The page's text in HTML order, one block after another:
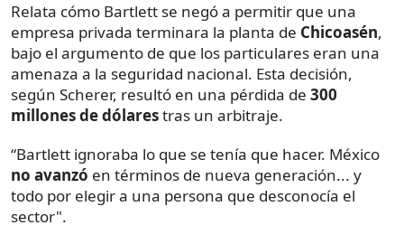
Relata cómo Bartlett se negó a permitir que una
empresa privada terminara la planta de Chicoasén,
bajo el argumento de que los particulares eran una
amenaza a la seguridad nacional. Esta decisión,
según Scherer, resultó en una pérdida de 300
millones de dólarestras un arbitraje.
“Bartlett ignoraba lo que se tenía que hacer. México
no avanzó en términos de nueva generación... y
todo por elegir a una persona que desconocía el
sector".